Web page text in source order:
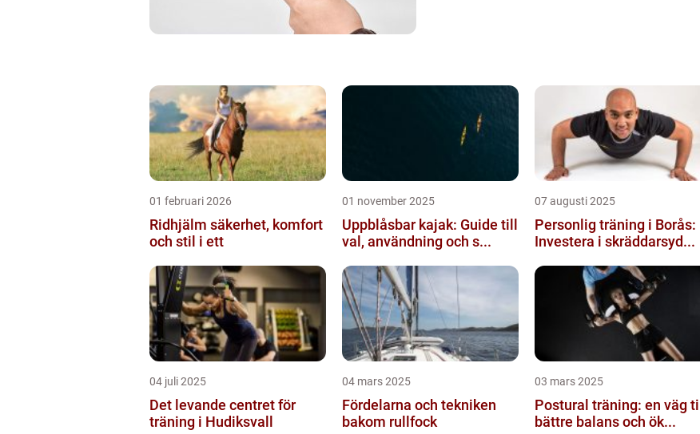
01 februari 2026
Ridhjälm säkerhet, komfort
och stil i ett
01 november 2025
Uppblåsbar kajak: Guide till
val, användning och s...
07 augusti 2025
Personlig träning i Borås:
Investera i skräddarsyd...
04 juli 2025
Det levande centret för
träning i Hudiksvall
04 mars 2025
Fördelarna och tekniken
bakom rullfock
03 mars 2025
Postural träning: en väg till
bättre balans och ök...